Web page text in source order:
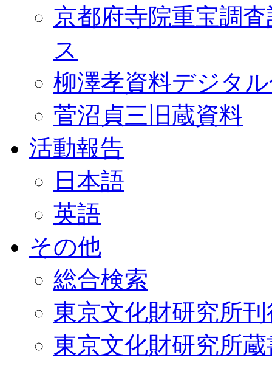
京都府寺院重宝調
ス
柳澤孝資料デジタ
菅沼貞三旧蔵資料
活動報告
日本語
英語
その他
総合検索
東京文化財研究所
東京文化財研究所